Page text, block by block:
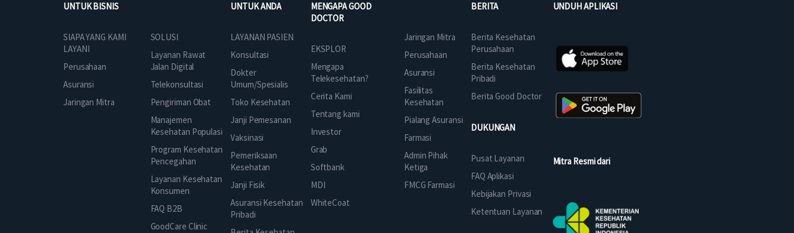
UNTUK BISNIS
SIAPA YANG KAMI
LAYANI
Perusahaan
Asuransi
Jaringan Mitra
SOLUSI
Layanan Rawat
Jalan Digital
Telekonsultasi
Pengiriman Obat
Manajemen
Kesehatan Populasi
Program Kesehatan
Pencegahan
Layanan Kesehatan
Konsumen
FAQ B2B
GoodCare Clinic
UNTUK ANDA
LAYANAN PASIEN
Konsultasi
Dokter
Umum/Spesialis
Toko Kesehatan
Janji Pemesanan
Vaksinasi
Pemeriksaan
Kesehatan
Janji Fisik
Asuransi Kesehatan
Pribadi
MENGAPA GOOD
DOCTOR
EKSPLOR
Mengapa
Telekesehatan?
Cerita Kami
Tentang kami
Investor
Grab
Softbank
MDI
WhiteCoat
Jaringan Mitra
Perusahaan
Asuransi
Fasilitas
Kesehatan
Pialang Asuransi
Farmasi
Admin Pihak
Ketiga
FMCG Farmasi
BERITA
Berita Kesehatan
Perusahaan
Berita Kesehatan
Pribadi
Berita Good Doctor
DUKUNGAN
Pusat Layanan
FAQ Aplikasi
Kebijakan Privasi
Ketentuan Layanan
UNDUH APLIKASI
Mitra Resmi dari